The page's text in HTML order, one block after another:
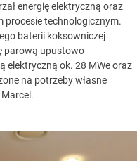
energię elektryczną oraz
procesie technologicznym.
baterii koksowniczej
parową upustowo-
elektryczną ok. 28 MWe oraz
na potrzeby własne